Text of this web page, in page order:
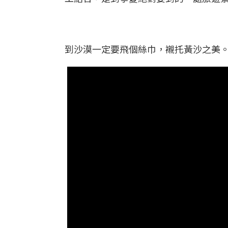
到沙漠一定要飛個絲巾，襯托黃沙之美